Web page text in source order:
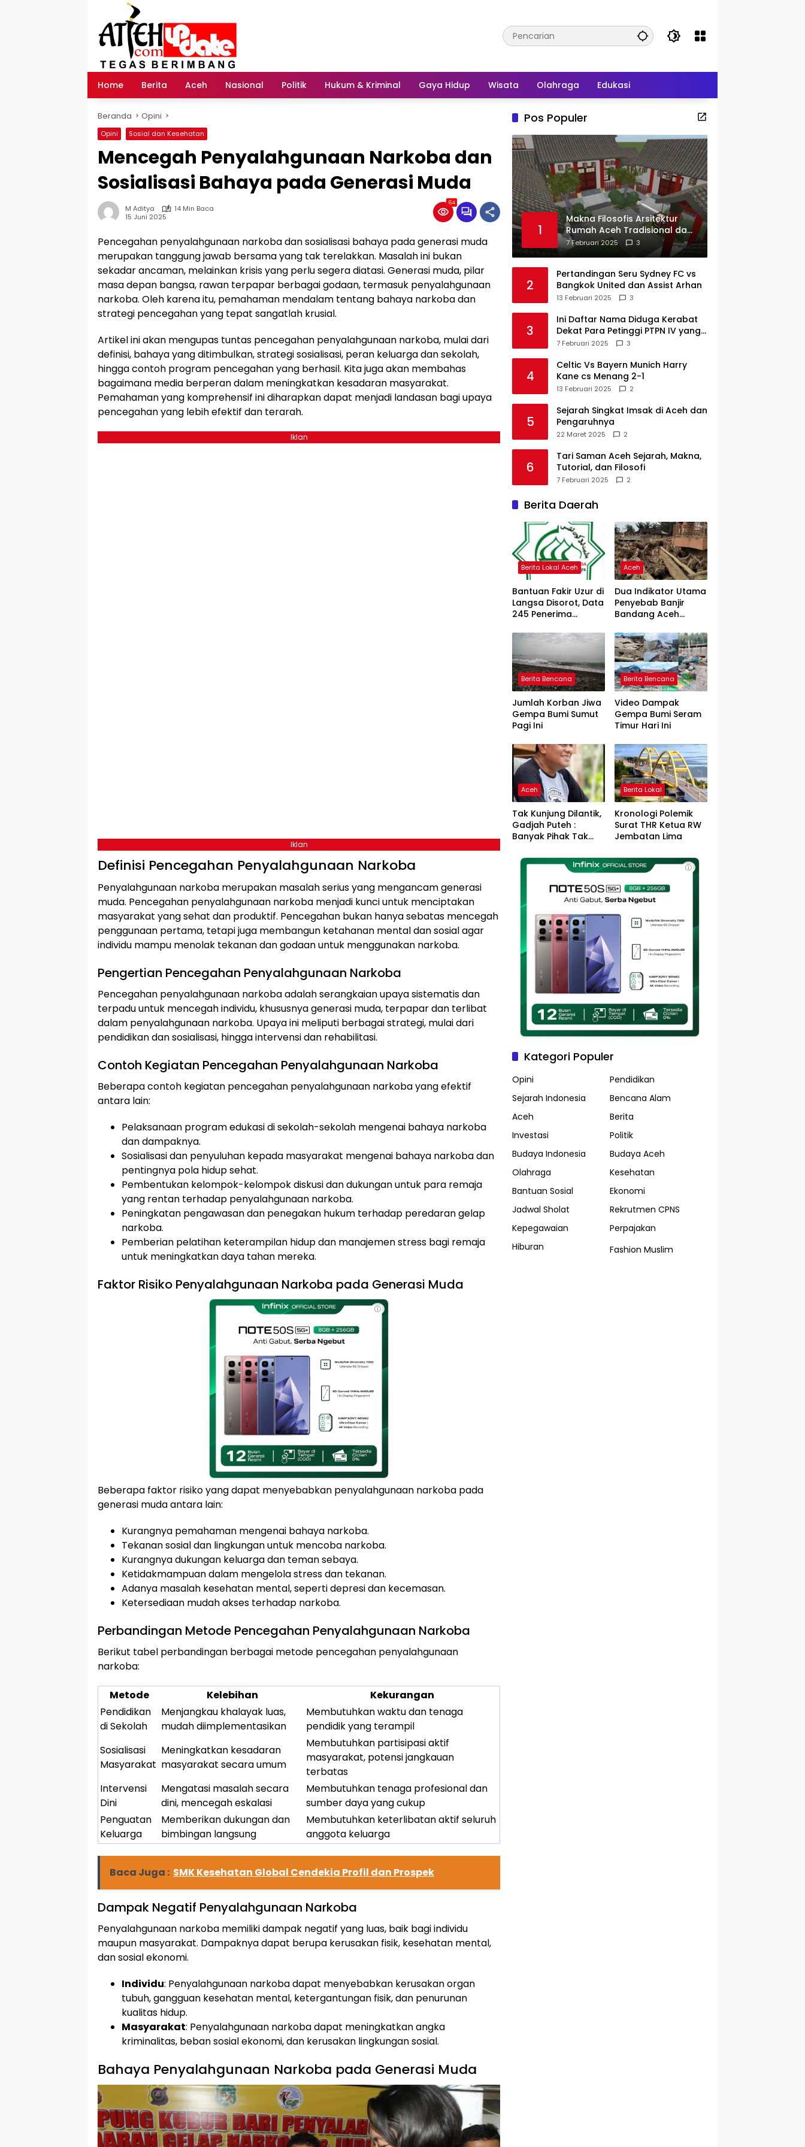
Home Berita Aceh Nasional Politik Hukum & Kriminal Gaya Hidup Wisata Olahraga Edukasi
Beranda Opini
Opini Sosial dan Kesehatan
Mencegah Penyalahgunaan Narkoba dan
Sosialisasi Bahaya pada Generasi Muda
M Aditya
14 Min Baca
15 Juni 2025
64
Pencegahan penyalahgunaan narkoba dan sosialisasi bahaya pada generasi muda
merupakan tanggung jawab bersama yang tak terelakkan. Masalah ini bukan
sekadar ancaman, melainkan krisis yang perlu segera diatasi. Generasi muda, pilar
masa depan bangsa, rawan terpapar berbagai godaan, termasuk penyalahgunaan
narkoba. Oleh karena itu, pemahaman mendalam tentang bahaya narkoba dan
strategi pencegahan yang tepat sangatlah krusial.
Artikel ini akan mengupas tuntas pencegahan penyalahgunaan narkoba, mulai dari
definisi, bahaya yang ditimbulkan, strategi sosialisasi, peran keluarga dan sekolah,
hingga contoh program pencegahan yang berhasil. Kita juga akan membahas
bagaimana media berperan dalam meningkatkan kesadaran masyarakat.
Pemahaman yang komprehensif ini diharapkan dapat menjadi landasan bagi upaya
pencegahan yang lebih efektif dan terarah.
Iklan
Iklan
Definisi Pencegahan Penyalahgunaan Narkoba
Penyalahgunaan narkoba merupakan masalah serius yang mengancam generasi
muda. Pencegahan penyalahgunaan narkoba menjadi kunci untuk menciptakan
masyarakat yang sehat dan produktif. Pencegahan bukan hanya sebatas mencegah
penggunaan pertama, tetapi juga membangun ketahanan mental dan sosial agar
individu mampu menolak tekanan dan godaan untuk menggunakan narkoba.
Pengertian Pencegahan Penyalahgunaan Narkoba
Pencegahan penyalahgunaan narkoba adalah serangkaian upaya sistematis dan
terpadu untuk mencegah individu, khususnya generasi muda, terpapar dan terlibat
dalam penyalahgunaan narkoba. Upaya ini meliputi berbagai strategi, mulai dari
pendidikan dan sosialisasi, hingga intervensi dan rehabilitasi.
Contoh Kegiatan Pencegahan Penyalahgunaan Narkoba
Beberapa contoh kegiatan pencegahan penyalahgunaan narkoba yang efektif
antara lain:
Pelaksanaan program edukasi di sekolah-sekolah mengenai bahaya narkoba
dan dampaknya.
Sosialisasi dan penyuluhan kepada masyarakat mengenai bahaya narkoba dan
pentingnya pola hidup sehat.
Pembentukan kelompok-kelompok diskusi dan dukungan untuk para remaja
yang rentan terhadap penyalahgunaan narkoba.
Peningkatan pengawasan dan penegakan hukum terhadap peredaran gelap
narkoba.
Pemberian pelatihan keterampilan hidup dan manajemen stress bagi remaja
untuk meningkatkan daya tahan mereka.
Faktor Risiko Penyalahgunaan Narkoba pada Generasi Muda
ⓘ
Beberapa faktor risiko yang dapat menyebabkan penyalahgunaan narkoba pada
generasi muda antara lain:
Kurangnya pemahaman mengenai bahaya narkoba.
Tekanan sosial dan lingkungan untuk mencoba narkoba.
Kurangnya dukungan keluarga dan teman sebaya.
Ketidakmampuan dalam mengelola stress dan tekanan.
Adanya masalah kesehatan mental, seperti depresi dan kecemasan.
Ketersediaan mudah akses terhadap narkoba.
Perbandingan Metode Pencegahan Penyalahgunaan Narkoba
Berikut tabel perbandingan berbagai metode pencegahan penyalahgunaan
narkoba:
Metode Kelebihan
Kekurangan
Pendidikan
di Sekolah
Menjangkau khalayak luas,
mudah diimplementasikan
Membutuhkan waktu dan tenaga
pendidik yang terampil
Sosialisasi
Masyarakat
Meningkatkan kesadaran
masyarakat secara umum
Membutuhkan partisipasi aktif
masyarakat, potensi jangkauan
terbatas
Intervensi
Dini
Mengatasi masalah secara
dini, mencegah eskalasi
Membutuhkan tenaga profesional dan
sumber daya yang cukup
Penguatan
Keluarga
Memberikan dukungan dan
bimbingan langsung
Membutuhkan keterlibatan aktif seluruh
anggota keluarga
Baca Juga : SMK Kesehatan Global Cendekia Profil dan Prospek
Dampak Negatif Penyalahgunaan Narkoba
Penyalahgunaan narkoba memiliki dampak negatif yang luas, baik bagi individu
maupun masyarakat. Dampaknya dapat berupa kerusakan fisik, kesehatan mental,
dan sosial ekonomi.
Individu: Penyalahgunaan narkoba dapat menyebabkan kerusakan organ
tubuh, gangguan kesehatan mental, ketergantungan fisik, dan penurunan
kualitas hidup.
Masyarakat: Penyalahgunaan narkoba dapat meningkatkan angka
kriminalitas, beban sosial ekonomi, dan kerusakan lingkungan sosial.
Bahaya Penyalahgunaan Narkoba pada Generasi Muda
Pos Populer
1
Makna Filosofis Arsitektur
Rumah Aceh Tradisional dan
Sejarah Perkembangannya
7 Februari 2025 3
2
Pertandingan Seru Sydney FC vs
Bangkok United dan Assist Arhan
13 Februari 2025 3
3
Ini Daftar Nama Diduga Kerabat
Dekat Para Petinggi PTPN IV yang
Lulus PKWT
7 Februari 2025 3
4
Celtic Vs Bayern Munich Harry
Kane cs Menang 2-1
13 Februari 2025 2
5
Sejarah Singkat Imsak di Aceh dan
Pengaruhnya
22 Maret 2025 2
6
Tari Saman Aceh Sejarah, Makna,
Tutorial, dan Filosofi
7 Februari 2025 2
Berita Daerah
Berita Lokal Aceh
Bantuan Fakir Uzur di
Langsa Disorot, Data
245 Penerima
Aceh
Dua Indikator Utama
Penyebab Banjir
Bandang Aceh
Puteh Soroti
Kerusakan DAS
Berita Bencana
Jumlah Korban Jiwa
Gempa Bumi Sumut
Pagi Ini
Berita Bencana
Video Dampak
Gempa Bumi Seram
Timur Hari Ini
Aceh
Tak Kunjung Dilantik,
Gadjah Puteh :
Banyak Pihak Tak
Jadi Pemimpin Kota
Berita Lokal
Kronologi Polemik
Surat THR Ketua RW
Jembatan Lima
ⓘ
Kategori Populer
Opini
Pendidikan
Sejarah Indonesia
Bencana Alam
Aceh
Berita
Investasi
Politik
Budaya Indonesia
Budaya Aceh
Olahraga
Kesehatan
Bantuan Sosial
Ekonomi
Jadwal Sholat
Rekrutmen CPNS
Kepegawaian
Perpajakan
Hiburan
Fashion Muslim